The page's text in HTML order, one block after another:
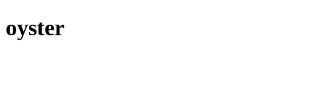
oyster